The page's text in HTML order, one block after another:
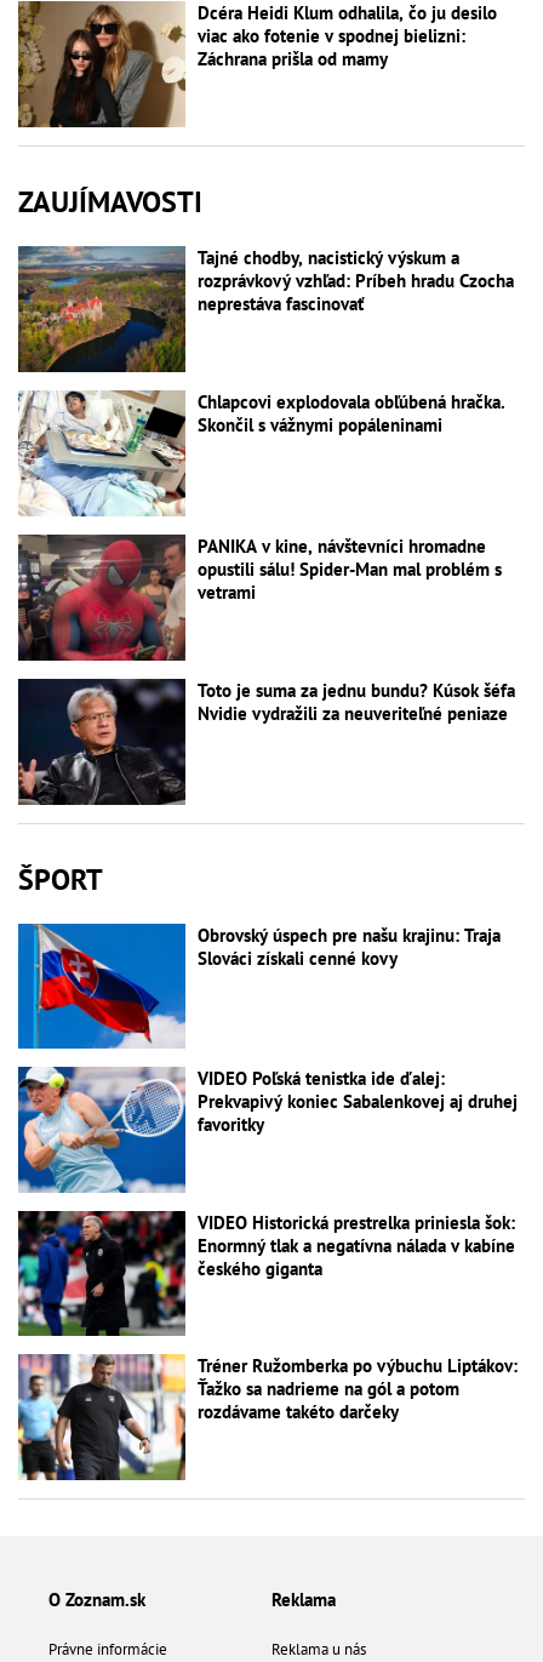
Dcéra Heidi Klum odhalila, čo ju desilo
viac ako fotenie v spodnej bielizni:
Záchrana prišla od mamy
ZAUJÍMAVOSTI
Tajné chodby, nacistický výskum a
rozprávkový vzhľad: Príbeh hradu Czocha
neprestáva fascinovať
Chlapcovi explodovala obľúbená hračka.
Skončil s vážnymi popáleninami
PANIKA v kine, návštevníci hromadne
opustili sálu! Spider-Man mal problém s
vetrami
Toto je suma za jednu bundu? Kúsok šéfa
Nvidie vydražili za neuveriteľné peniaze
ŠPORT
Obrovský úspech pre našu krajinu: Traja
Slováci získali cenné kovy
VIDEO Poľská tenistka ide ďalej:
Prekvapivý koniec Sabalenkovej aj druhej
favoritky
VIDEO Historická prestrelka priniesla šok:
Enormný tlak a negatívna nálada v kabíne
českého giganta
Tréner Ružomberka po výbuchu Liptákov:
Ťažko sa nadrieme na gól a potom
rozdávame takéto darčeky
O Zoznam.sk
Právne informácie
Reklama
Reklama u nás